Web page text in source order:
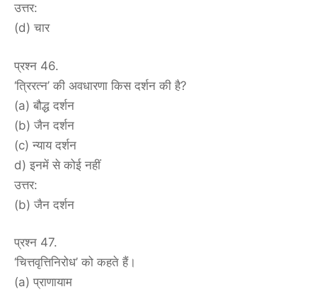
उत्तर:
(d) चार
प्रश्न 46.
‘त्रिरत्न’ की अवधारणा किस दर्शन की है?
(a) बौद्ध दर्शन
(b) जैन दर्शन
(c) न्याय दर्शन
d) इनमें से कोई नहीं
उत्तर:
(b) जैन दर्शन
प्रश्न 47.
‘चित्तवृत्तिनिरोध’ को कहते हैं।
(a) प्राणायाम